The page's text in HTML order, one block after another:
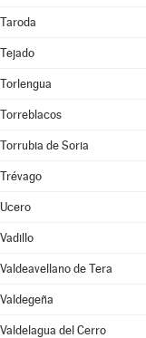
Taroda
Tejado
Torlengua
Torreblacos
Torrubia de Soria
Trévago
Ucero
Vadillo
Valdeavellano de Tera
Valdegeña
Valdelagua del Cerro